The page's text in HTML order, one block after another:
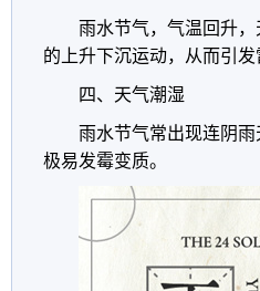
雨水节气，气温回升
的上升下沉运动，从而引
四、天气潮湿
雨水节气常出现连阴
极易发霉变质。